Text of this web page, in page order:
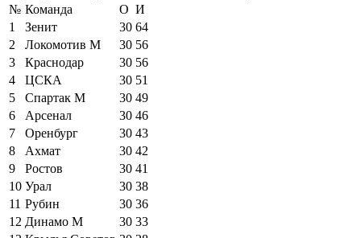
№ Команда О И
1
Зенит 30 64
2
Локомотив М 30 56
3
Краснодар 30 56
4
ЦСКА 30 51
5
Спартак М 30 49
6
Арсенал 30 46
7
Оренбург 30 43
8
Ахмат 30 42
9
Ростов 30 41
10 Урал 30 38
11 Рубин 30 36
12 Динамо М 30 33